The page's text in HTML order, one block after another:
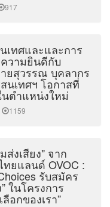
917
ทศและและการ
วามยินดีกับ
ยสุวรรณ บุคลากร
นเทศฯ โอกาสที่
ตำแหน่งใหม่
1159
ส่งเสียง" จาก
ยแลนด์ OVOC :
รับสมัคร
ในโครงการ
ลือกของเรา”